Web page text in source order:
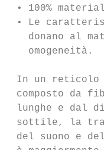
• 100%
• Le
donano al
omogeneità.
In un
composto
lunghe e
sottile, la
del suono